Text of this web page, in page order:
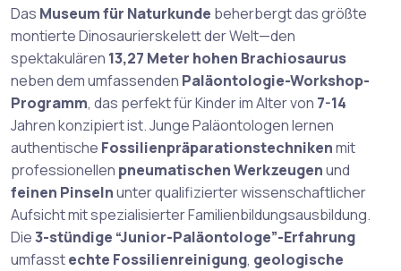
Das Museum für Naturkunde beherbergt das größte
montierte Dinosaurierskelett der Welt—den
spektakulären 13,27 Meter hohen Brachiosaurus
neben dem umfassenden Paläontologie-Workshop-
Programm, das perfekt für Kinder im Alter von 7-14
Jahren konzipiert ist. Junge Paläontologen lernen
authentische Fossilienpräparationstechnikenmit
professionellen pneumatischen Werkzeugenund
feinen Pinselnunter qualifizierter wissenschaftlicher
Aufsicht mit spezialisierter Familienbildungsausbildung.
Die3-stündige “Junior-Paläontologe”-Erfahrung
umfasstechte Fossilienreinigung, geologische